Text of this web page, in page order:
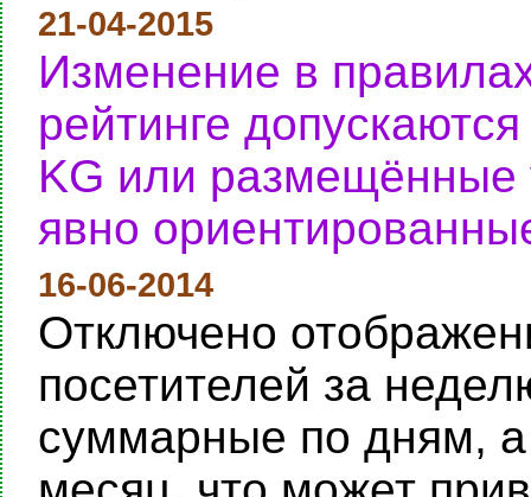
21-04-2015
Изменение в
рейтинге
KG или размещённые
явно
16-06-2014
Отключено
посетителей за
суммарные по дням,